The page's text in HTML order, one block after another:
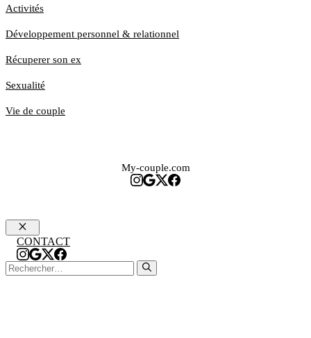
Activités
Développement personnel & relationnel
Récuperer son ex
Sexualité
Vie de couple
My-couple.com
Fermer
CONTACT
Rechercher :